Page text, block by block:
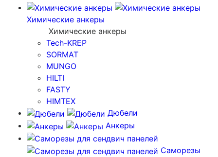
Химические анкеры
Химические анкеры
Tech-KREP
SORMAT
MUNGO
HILTI
FASTY
HIMTEX
Дюбели
Анкеры
Саморезы